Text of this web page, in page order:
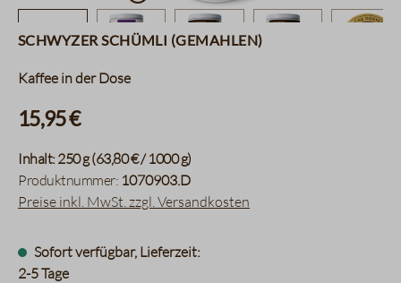
Schwyzer Schümli (gemahlen)
Kaffee in der Dose
15,95 €
Inhalt:250 g(63,80 € / 1000 g)
Produktnummer: 1070903.D
Preise inkl. MwSt. zzgl. Versandkosten
Sofort verfügbar, Lieferzeit:
2-5 Tage